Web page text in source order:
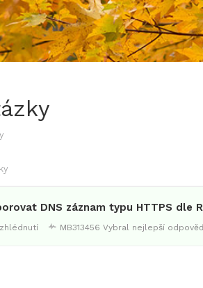
DNS záznam typu HTTPS dle
zhlédnutí MB313456 Vybral nejlepší